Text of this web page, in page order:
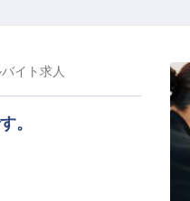
イト求人
。